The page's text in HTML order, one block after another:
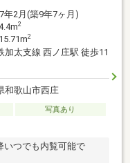
年2月(築9年7ヶ月)
2
2
加太支線 西ノ庄駅 徒歩11
和歌山市西庄
写真あり
つでも内覧可能で